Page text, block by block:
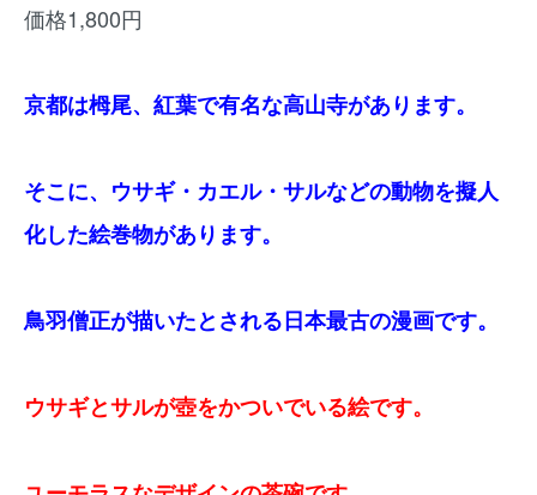
価格1,800円
京都は栂尾、紅葉で有名な高山寺があります。
そこに、ウサギ・カエル・サルなどの動物を擬人
化した絵巻物があります。
鳥羽僧正が描いたとされる日本最古の漫画です。
ウサギとサルが壺をかついでいる絵です。